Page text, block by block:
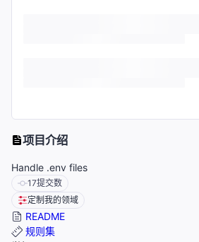
项目介绍
Handle .env files
17提交数
定制我的领域
README
规则集